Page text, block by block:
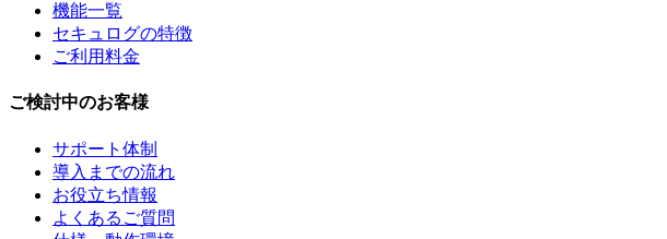
機能一覧
セキュログの特徴
ご利用料金
ご検討中のお客様
サポート体制
導入までの流れ
お役立ち情報
よくあるご質問